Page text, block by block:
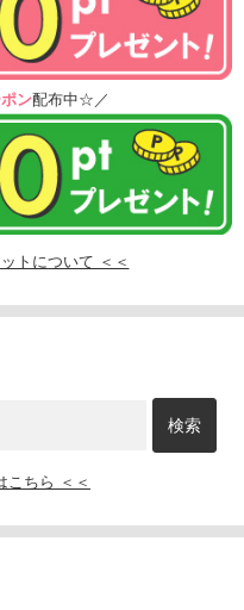
ン配布中☆／
トについて ＜＜
こちら ＜＜